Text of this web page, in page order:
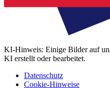
KI-Hinweis: Einige Bilder auf
KI erstellt oder bearbeitet.
Datenschutz
Cookie-Hinweise